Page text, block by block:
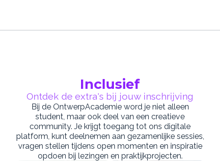
Inclusief
Ontdek de extra's bij jouw inschrijving
Bij de OntwerpAcademie word je niet alleen
student, maar ook deel van een creatieve
community. Je krijgt toegang tot ons digitale
platform, kunt deelnemen aan gezamenlijke sessies,
vragen stellen tijdens open momenten en inspiratie
opdoen bij lezingen en praktijkprojecten.